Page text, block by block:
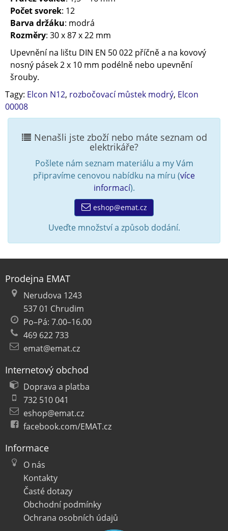
Počet svorek: 12
Barva držáku: modrá
Rozměry: 30 x 87 x 22 mm
Upevnění na lištu DIN EN 50 022 příčně a na kovový
nosný pásek 2 x 10 mm podélně nebo upevnění
šrouby.
Tagy: Elcon N12, rozbočovací můstek modrý, Elcon
00008
Nenašli jste zboží nebo máte seznam od
elektrikáře?
Pošlete nám seznam materiálu a my Vám
připravíme cenovou nabídku na míru (více
informací).
eshop@emat.cz
Uveďte množství a způsob dodání.
Prodejna EMAT
Nerudova 1243
537 01 Chrudim
Po–Pá: 7.00–16.00
469 622 733
emat@emat.cz
Internetový obchod
Doprava a platba
732 510 041
eshop@emat.cz
facebook.com/EMAT.cz
Informace
O nás
Kontakty
Časté dotazy
Obchodní podmínky
Ochrana osobních údajů